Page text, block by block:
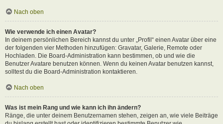
Nach oben
Wie verwende ich einen Avatar?
In deinem persönlichen Bereich kannst du unter „Profil“ einen Avatar über eine
der folgenden vier Methoden hinzufügen: Gravatar, Galerie, Remote oder
Hochladen. Die Board-Administration kann bestimmen, ob und wie die
Benutzer Avatare benutzen können. Wenn du keinen Avatar benutzen kannst,
solltest du die Board-Administration kontaktieren.
Nach oben
Was ist mein Rang und wie kann ich ihn ändern?
Ränge, die unter deinem Benutzernamen stehen, zeigen an, wie viele Beiträge